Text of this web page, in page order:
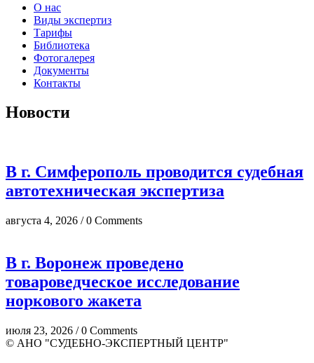
О нас
Виды экспертиз
Тарифы
Библиотека
Фотогалерея
Документы
Контакты
Новости
В г. Симферополь проводится судебная
автотехническая экспертиза
августа 4, 2026 / 0 Comments
В г. Воронеж проведено
товароведческое исследование
норкового жакета
июля 23, 2026 / 0 Comments
© АНО "СУДЕБНО-ЭКСПЕРТНЫЙ ЦЕНТР"